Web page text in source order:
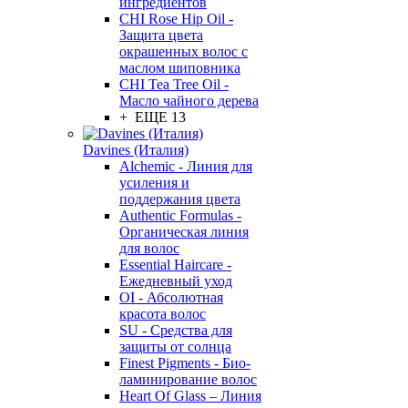
CHI Rose Hip Oil -
Защита цвета
окрашенных волос с
маслом шиповника
CHI Tea Tree Oil -
Масло чайного дерева
+ ЕЩЕ 13
Davines (Италия)
Alchemic - Линия для
усиления и
поддержания цвета
Authentic Formulas -
Органическая линия
для волос
Essential Haircare -
Eжедневный уход
OI - Абсолютная
красота волос
SU - Средства для
защиты от солнца
Finest Pigments - Био-
ламинирование волос
Heart Of Glass – Линия